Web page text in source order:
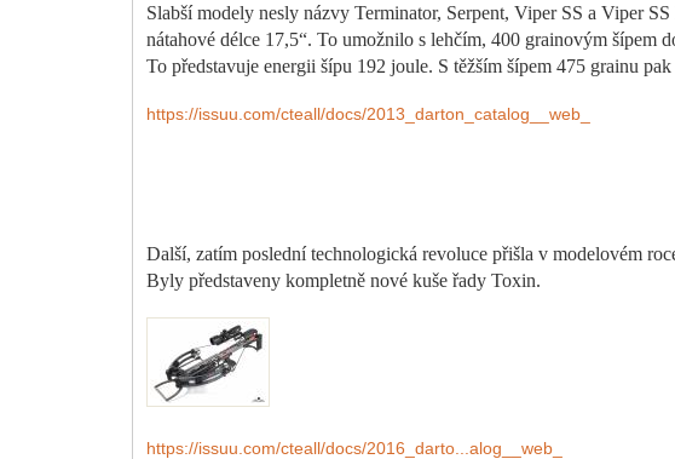
Slabší modely nesly názvy Terminator, Serpent, Viper SS a Viper
nátahové délce 17,5“. To umožnilo s lehčím, 400 grainovým šípem
To představuje energii šípu 192 joule. S těžším šípem 475 grainu
https://issuu.com/cteall/docs/2013_darton_catalog__web_
Další, zatím poslední technologická revoluce přišla v modelovém
Byly představeny kompletně nové kuše řady Toxin.
https://issuu.com/cteall/docs/2016_darto...alog__web_